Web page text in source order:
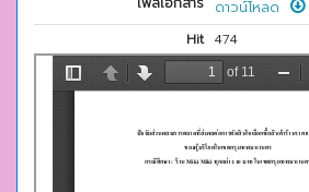
ดาวน์โหลด
Hit 474